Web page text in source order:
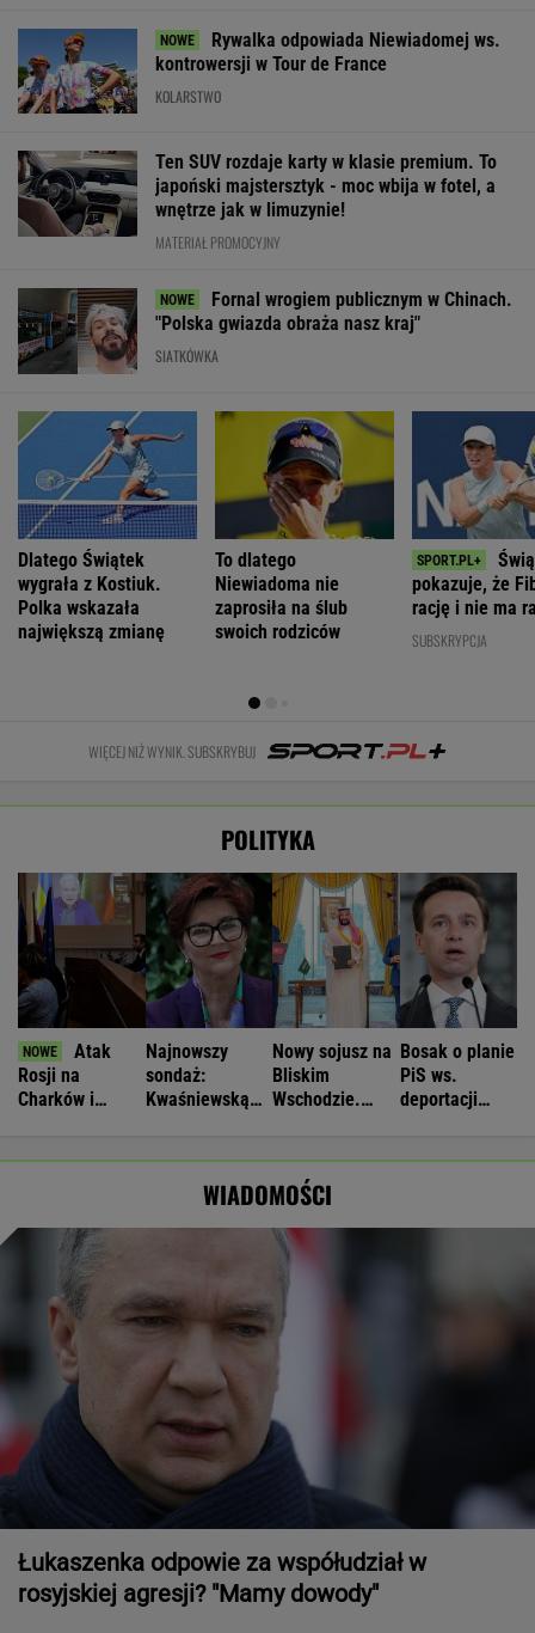
Rywalka odpowiada Niewiadomej ws.
kontrowersji w Tour de France
KOLARSTWO
Ten SUV rozdaje karty w klasie premium. To
japoński majstersztyk - moc wbija w fotel, a
wnętrze jak w limuzynie!
MATERIAŁ PROMOCYJNY
Fornal wrogiem publicznym w Chinach.
"Polska gwiazda obraża nasz kraj"
SIATKÓWKA
Dlatego Świątek
wygrała z Kostiuk.
Polka wskazała
największą zmianę
To dlatego
Niewiadoma nie
zaprosiła na ślub
swoich rodziców
pokazuje, że
rację i nie ma
SUBSKRYPCJA
WIĘCEJ NIŻ WYNIK. SUBSKRYBUJ
POLITYKA
Atak
Rosji na
Charków i
Najnowszy
sondaż:
Kwaśniewską
Nowy sojusz na
Bliskim
Wschodzie.
Bosak o planie
PiS ws.
deportacji
WIADOMOŚCI
Łukaszenka odpowie za współudział w
rosyjskiej agresji? "Mamy dowody"